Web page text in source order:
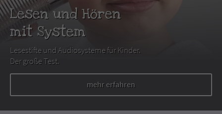
Lesen und Hören
mit System
Lesestifte und Audiosysteme für Kinder.
Der große Test.
mehr erfahren